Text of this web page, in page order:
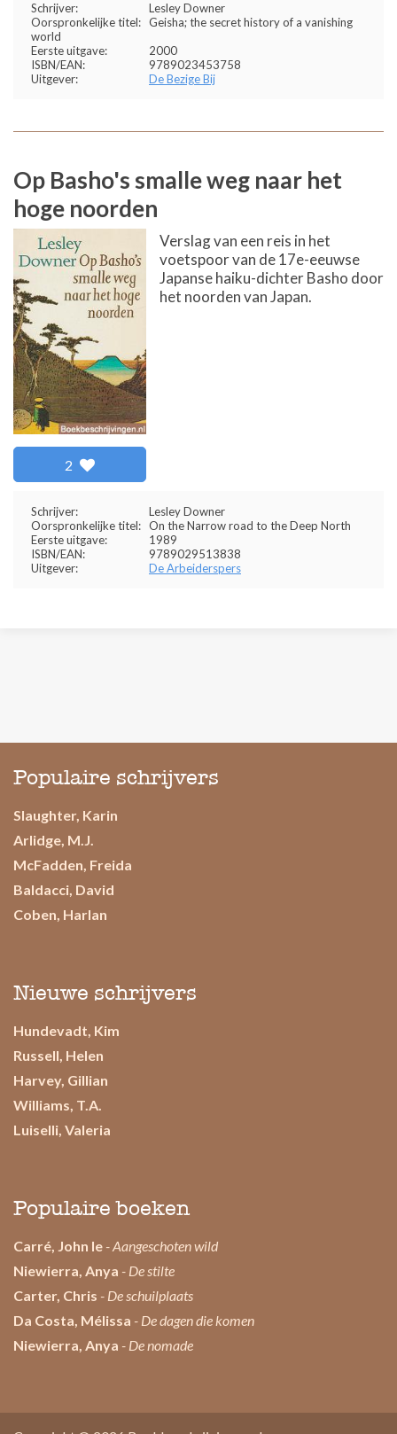
Schrijver:
Lesley Downer
Oorspronkelijke titel: Geisha; the secret history of a vanishing
world
Eerste uitgave:
2000
ISBN/EAN:
9789023453758
Uitgever:
De Bezige Bij
Op Basho's smalle weg naar het
hoge noorden
2
Verslag van een reis in het
voetspoor van de 17e-eeuwse
Japanse haiku-dichter Basho door
het noorden van Japan.
Schrijver:
Lesley Downer
Oorspronkelijke titel: On the Narrow road to the Deep North
Eerste uitgave:
1989
ISBN/EAN:
9789029513838
Uitgever:
De Arbeiderspers
Populaire schrijvers
Slaughter, Karin
Arlidge, M.J.
McFadden, Freida
Baldacci, David
Coben, Harlan
Nieuwe schrijvers
Hundevadt, Kim
Russell, Helen
Harvey, Gillian
Williams, T.A.
Luiselli, Valeria
Populaire boeken
Carré, John le - Aangeschoten wild
Niewierra, Anya - De stilte
Carter, Chris - De schuilplaats
Da Costa, Mélissa - De dagen die komen
Niewierra, Anya - De nomade